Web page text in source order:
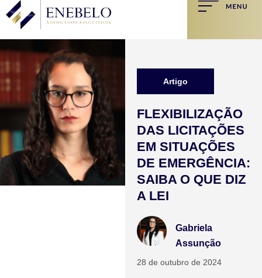
Artigo
FLEXIBILIZAÇÃO
DAS LICITAÇÕES
EM SITUAÇÕES
DE EMERGÊNCIA:
SAIBA O QUE DIZ
A LEI
Gabriela
Assunção
28 de outubro de 2024